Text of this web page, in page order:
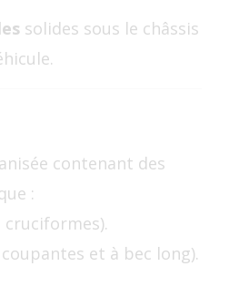
solides sous le châssis
contenant des
:
et à bec long).